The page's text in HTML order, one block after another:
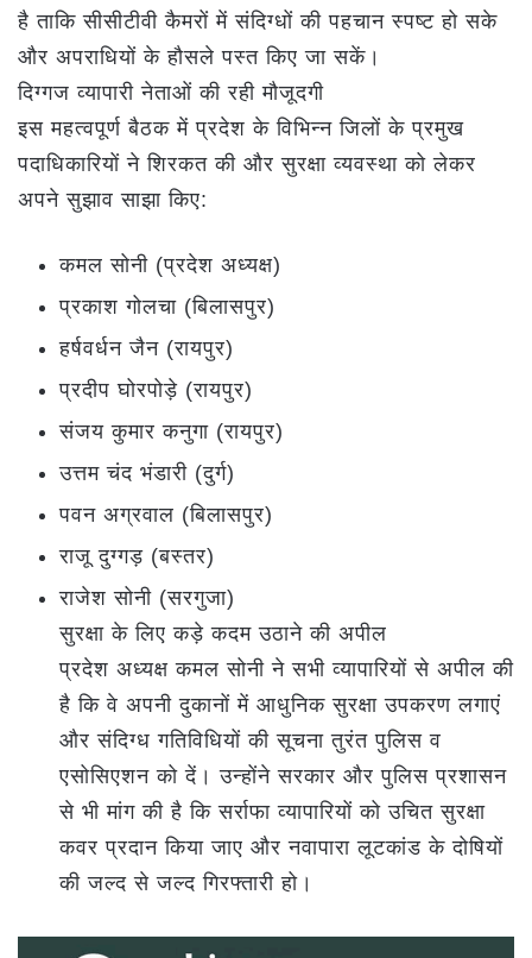
है ताकि सीसीटीवी कैमरों में संदिग्धों की पहचान स्पष्ट हो सके
और अपराधियों के हौसले पस्त किए जा सकें।
दिग्गज व्यापारी नेताओं की रही मौजूदगी
इस महत्वपूर्ण बैठक में प्रदेश के विभिन्न जिलों के प्रमुख
पदाधिकारियों ने शिरकत की और सुरक्षा व्यवस्था को लेकर
अपने सुझाव साझा किए:
कमल सोनी (प्रदेश अध्यक्ष)
प्रकाश गोलचा (बिलासपुर)
हर्षवर्धन जैन (रायपुर)
प्रदीप घोरपोड़े (रायपुर)
संजय कुमार कनुगा (रायपुर)
उत्तम चंद भंडारी (दुर्ग)
पवन अग्रवाल (बिलासपुर)
राजू दुग्गड़ (बस्तर)
राजेश सोनी (सरगुजा)
सुरक्षा के लिए कड़े कदम उठाने की अपील
प्रदेश अध्यक्ष कमल सोनी ने सभी व्यापारियों से अपील की
है कि वे अपनी दुकानों में आधुनिक सुरक्षा उपकरण लगाएं
और संदिग्ध गतिविधियों की सूचना तुरंत पुलिस व
एसोसिएशन को दें। उन्होंने सरकार और पुलिस प्रशासन
से भी मांग की है कि सर्राफा व्यापारियों को उचित सुरक्षा
कवर प्रदान किया जाए और नवापारा लूटकांड के दोषियों
की जल्द से जल्द गिरफ्तारी हो।